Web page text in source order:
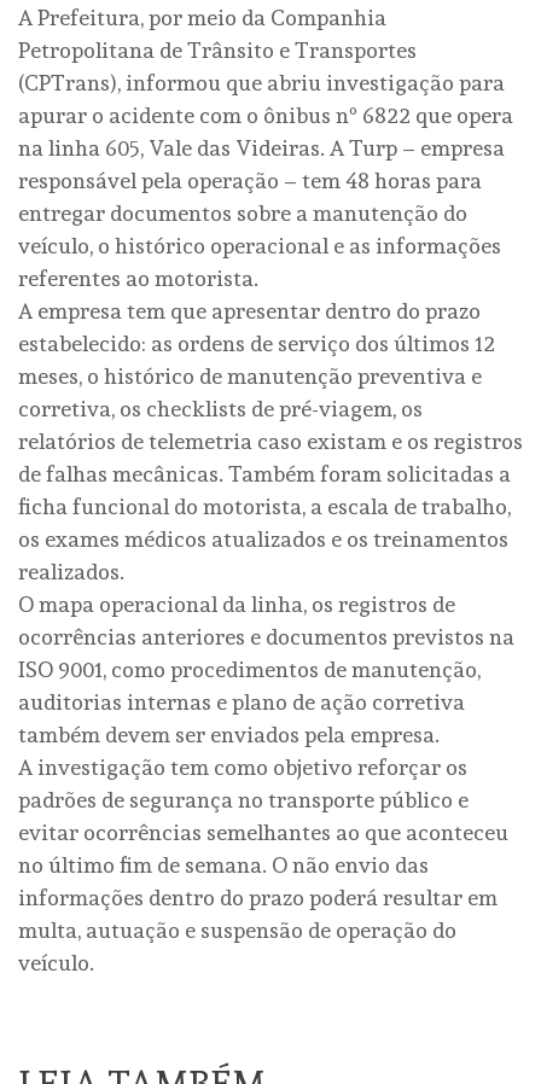
A Prefeitura, por meio da Companhia
Petropolitana de Trânsito e Transportes
(CPTrans), informou que abriu investigação para
apurar o acidente com o ônibus nº 6822 que opera
na linha 605, Vale das Videiras. A Turp – empresa
responsável pela operação – tem 48 horas para
entregar documentos sobre a manutenção do
veículo, o histórico operacional e as informações
referentes ao motorista.
A empresa tem que apresentar dentro do prazo
estabelecido: as ordens de serviço dos últimos 12
meses, o histórico de manutenção preventiva e
corretiva, os checklists de pré-viagem, os
relatórios de telemetria caso existam e os registros
de falhas mecânicas. Também foram solicitadas a
ficha funcional do motorista, a escala de trabalho,
os exames médicos atualizados e os treinamentos
realizados.
O mapa operacional da linha, os registros de
ocorrências anteriores e documentos previstos na
ISO 9001, como procedimentos de manutenção,
auditorias internas e plano de ação corretiva
também devem ser enviados pela empresa.
A investigação tem como objetivo reforçar os
padrões de segurança no transporte público e
evitar ocorrências semelhantes ao que aconteceu
no último fim de semana. O não envio das
informações dentro do prazo poderá resultar em
multa, autuação e suspensão de operação do
veículo.